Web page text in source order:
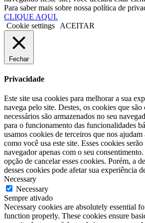
Para saber mais sobre nossa política de
CLIQUE AQUI.
Cookie settings
ACEITAR
Fechar
Privacidade
Este site usa cookies para melhorar a sua
navega pelo site. Destes, os cookies que
necessários são armazenados no seu
para o funcionamento das funcionalidades
usamos cookies de terceiros que nos ajudam
como você usa este site. Esses cookies
navegador apenas com o seu
opção de cancelar esses cookies. Porém, a
desses cookies pode afetar sua experiência
Necessary
Necessary
Sempre ativado
Necessary cookies are absolutely essential
function properly. These cookies ensure